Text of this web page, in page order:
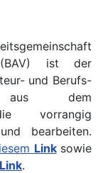
(BAV) ist der
und Berufs-
aus dem
vorrangig
bearbeiten.
Linksowie
Link.